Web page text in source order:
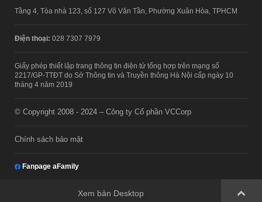
Tầng 4, Tòa nhà 123, số 127 Võ Văn Tần, Phường Xuân Hòa, TPHCM
Điện thoại: 028 7307 7979
Giấy phép thiết lập trang thông tin điện tử tổng hợp trên mạng số
2217/GP-TTĐT do Sở Thông tin và Truyền thông Hà Nội cấp ngày 10
tháng 4 năm 2019
© Copyright 2008 - 2024 – Công ty Cổ phần VCCorp
Chính sách bảo mật
Fanpage aFamily
Xem bản Desktop